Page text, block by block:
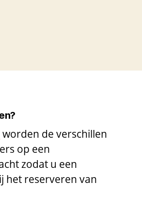
worden de verschillen
op een
zodat u een
het reserveren van